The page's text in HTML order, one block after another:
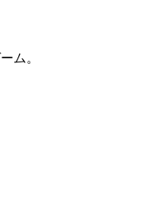
ム。